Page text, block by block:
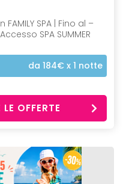
FAMILY SPA | Fino al –
SPA SUMMER
da 184€ x 1 notte
OFFERTE